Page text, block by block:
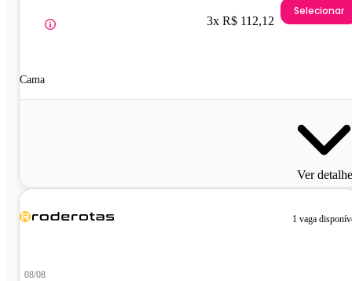
Cama
3x R$ 112,12
Selecionar
Ver
1 vaga
08/08